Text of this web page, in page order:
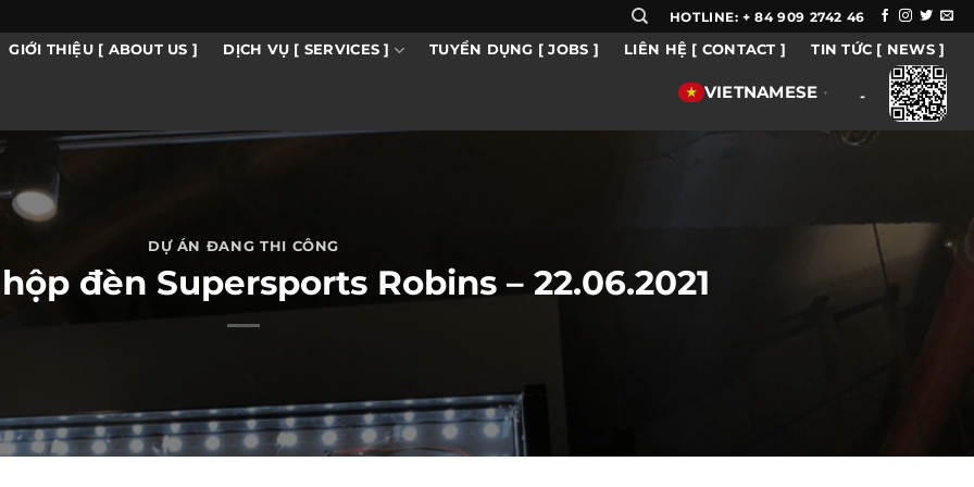
HOTLINE: + 84 909 2742 46
GIỚI THIỆU [ ABOUT US ] DỊCH VỤ [ SERVICES ] TUYỂN DỤNG [ JOBS ] LIÊN HỆ [ CONTACT ] TIN TỨC [ NEWS ]
VIETNAMESE ▼ -
DỰ ÁN ĐANG THI CÔNG
đèn Supersports Robins – 22.06.2021